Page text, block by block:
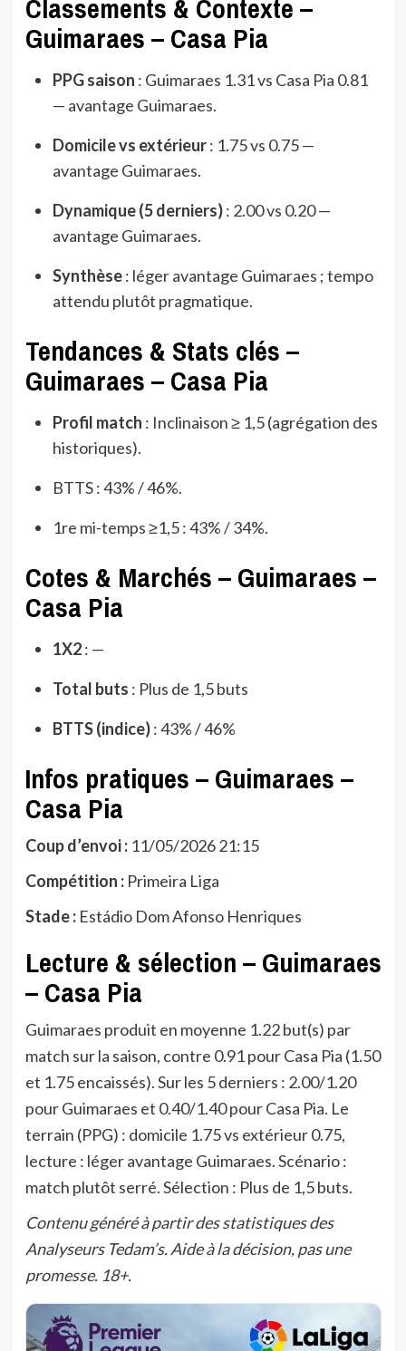
Classements & Contexte –
Guimaraes – Casa Pia
PPG saison : Guimaraes 1.31 vs Casa Pia 0.81
— avantage Guimaraes.
Domicile vs extérieur: 1.75 vs 0.75 —
avantage Guimaraes.
Dynamique (5 derniers): 2.00 vs 0.20 —
avantage Guimaraes.
Synthèse: léger avantage Guimaraes ; tempo
attendu plutôt pragmatique.
Tendances & Stats clés –
Guimaraes – Casa Pia
Profil match : Inclinaison ≥ 1,5 (agrégation des
historiques).
BTTS : 43% / 46%.
1re mi-temps ≥1,5 : 43% / 34%.
Cotes & Marchés – Guimaraes –
Casa Pia
1X2: —
Total buts : Plus de 1,5 buts
BTTS (indice): 43% / 46%
Infos pratiques – Guimaraes –
Casa Pia
Coup d’envoi :11/05/2026 21:15
Compétition :Primeira Liga
Stade :Estádio Dom Afonso Henriques
Lecture & sélection – Guimaraes
– Casa Pia
Guimaraes produit en moyenne 1.22 but(s) par
match sur la saison, contre 0.91 pour Casa Pia (1.50
et 1.75 encaissés). Sur les 5 derniers : 2.00/1.20
pour Guimaraes et 0.40/1.40 pour Casa Pia. Le
terrain (PPG) : domicile 1.75 vs extérieur 0.75,
lecture : léger avantage Guimaraes. Scénario :
match plutôt serré. Sélection : Plus de 1,5 buts.
Contenu généré à partir des statistiques des
Analyseurs Tedam’s. Aide à la décision, pas une
promesse. 18+.